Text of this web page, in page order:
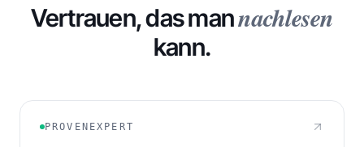
FORDERUNGEN IN WARTESTELLUNG
Vertrauen, das mannachlesen
kann.
PROVENEXPERT